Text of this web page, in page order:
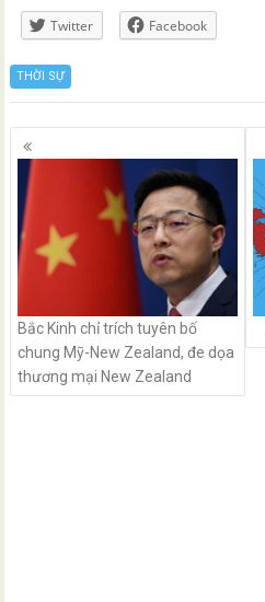
Twitter Facebook
THỜI SỰ
Posts
navigation
Bắc Kinh chỉ trích tuyên bố
chung Mỹ-New Zealand, đe dọa
thương mại New Zealand